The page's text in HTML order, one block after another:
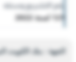
رقم التشريع وسنته
121 لسنة 2022
الجهة : بنك الكويت